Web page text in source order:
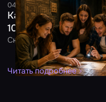
04 августа 2026 6 минут
Как отметить день
10 идей для
Скучно не будет!
Читать подробнее